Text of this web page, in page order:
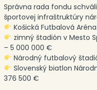
Správna rada fondu
športovej infraštruktúry
Košická Futbalová
zimný štadión v Mesto
– 5 000 000 €
Národný futbalový
Slovenský biatlon
376 500 €